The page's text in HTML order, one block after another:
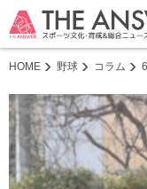
HOME 野球 コラム